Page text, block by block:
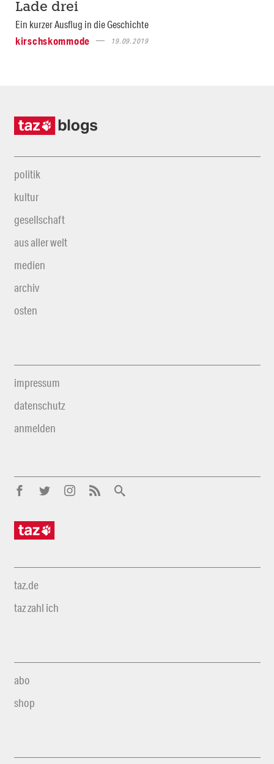
Lade drei
Ein kurzer Ausflug in die Geschichte
kirschskommode
19.09.2019
politik
kultur
gesellschaft
aus aller welt
medien
archiv
osten
impressum
datenschutz
anmelden
taz.de
taz zahl ich
abo
shop